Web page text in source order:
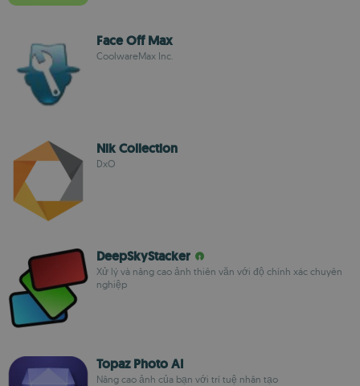
Face Off Max
CoolwareMax Inc.
Nik Collection
DxO
DeepSkyStacker
Xử lý và nâng cao ảnh thiên văn với độ chính xác chuyên
nghiệp
Topaz Photo AI
Nâng cao ảnh của bạn với trí tuệ nhân tạo